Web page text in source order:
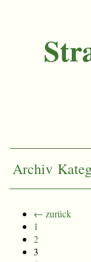
Archiv
← zurück
1
2
3